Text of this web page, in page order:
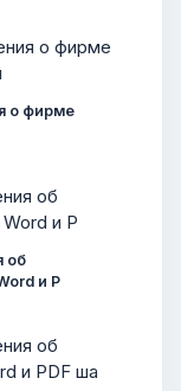
о фирме
об
и P